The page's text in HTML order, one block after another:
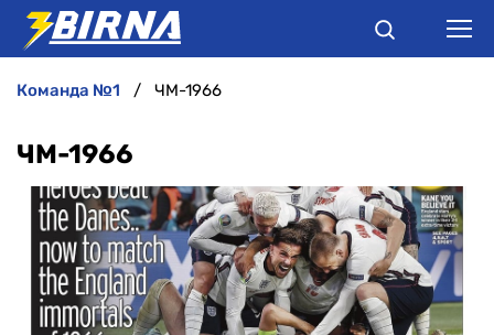
ІНТЕРВ'Ю
РІЗНЕ
команда №1 ЧМ-1966
ЧМ-1966